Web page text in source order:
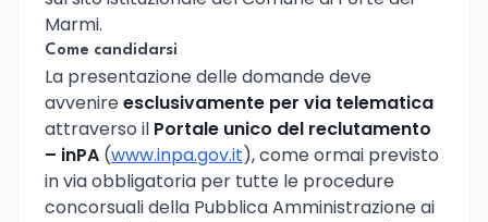
Marmi.
Come candidarsi
La presentazione delle domande deve
avvenireesclusivamente per via telematica
attraverso il Portale unico del reclutamento
– inPA (www.inpa.gov.it), come ormai previsto
in via obbligatoria per tutte le procedure
concorsuali della Pubblica Amministrazione ai